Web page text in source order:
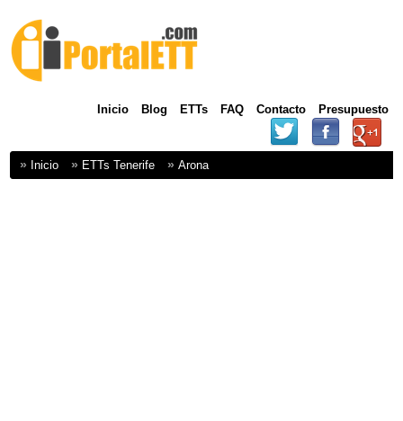
Inicio Blog ETTs FAQ Contacto Presupuesto
Inicio ETTs Tenerife Arona